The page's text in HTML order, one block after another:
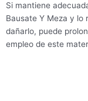
Si mantiene
Bausate Y Meza y lo
dañarlo, puede
empleo de este